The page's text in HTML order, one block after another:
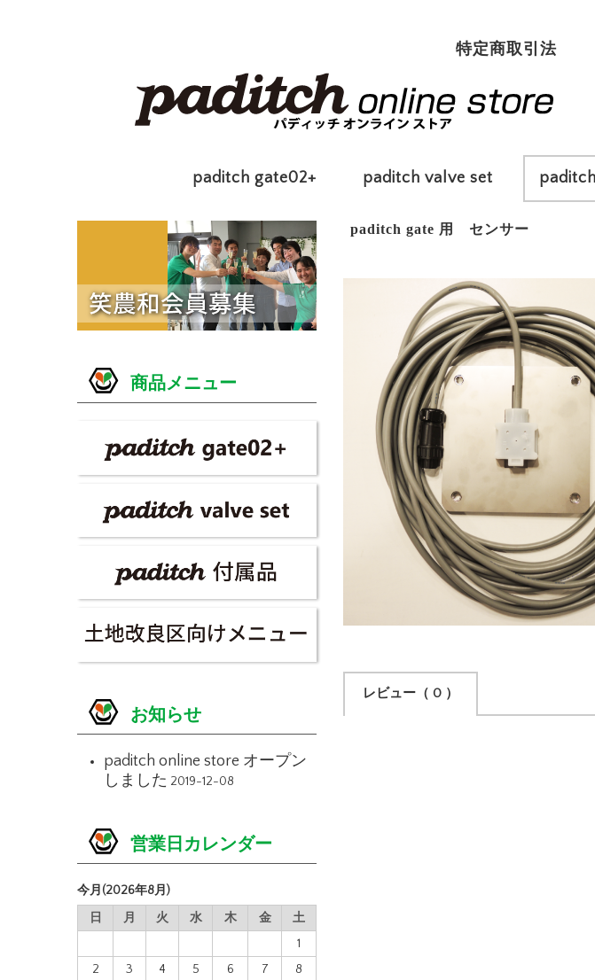
paditch gate02+ paditch valve set
特定商取引法
paditch gate 用 センサー
レビュー （ 0 ）
商品メニュー
お知らせ
paditch online store オープン
しました 2019-12-08
営業日カレンダー
今月(2026年8月)
日
月 火 水 木 金
土
1
2
3 4 5 6 7
8